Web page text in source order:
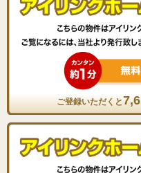
ご登録いただくと